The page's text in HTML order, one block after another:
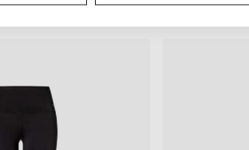
LEGGINS ZUR JACKE